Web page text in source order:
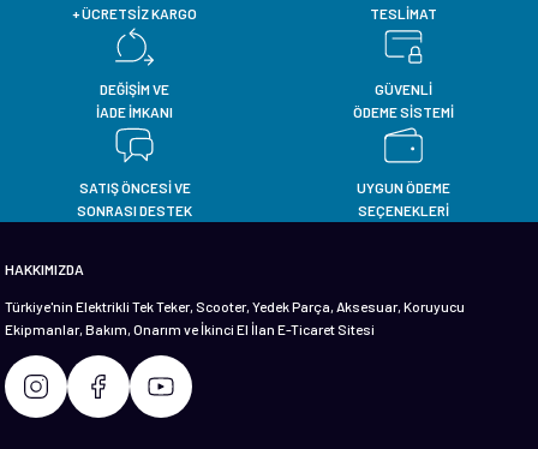
+ ÜCRETSİZ KARGO
TESLİMAT
DEĞİŞİM VE
İADE İMKANI
GÜVENLİ
ÖDEME SİSTEMİ
SATIŞ ÖNCESİ VE
SONRASI DESTEK
UYGUN ÖDEME
SEÇENEKLERİ
HAKKIMIZDA
Türkiye'nin Elektrikli Tek Teker, Scooter, Yedek Parça, Aksesuar, Koruyucu
Ekipmanlar, Bakım, Onarım ve İkinci El İlan E-Ticaret Sitesi